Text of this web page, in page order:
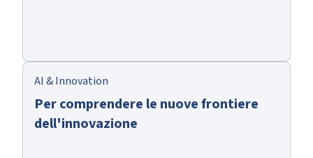
AI & Innovation
Per comprendere le nuove frontiere
dell'innovazione